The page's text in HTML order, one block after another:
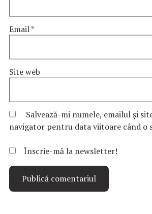
Email*
Site web
Salvează-mi numele, emailul și
navigator pentru data viitoare când o
Înscrie-mă la newsletter!